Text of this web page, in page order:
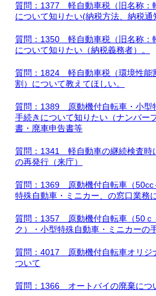
質問：1377 軽自動車税（旧名称：
について知りたい(納税方法、納税通
質問：1350 軽自動車税（旧名称：
について知りたい（納税義務者）。
質問：1824 軽自動車税（環境性能
割）について教えてほしい。
質問：1389 原動機付自転車・小型
手続きについて知りたい（ナンバー
書・廃車申告書等
質問：1341 軽自動車の継続検査時
の再発行（来庁）
質問：1369 原動機付自転車（50cc
特殊自動車・ミニカー、の窓口業務
質問：1357 原動機付自転車（50ｃ
ク）・小型特殊自動車・ミニカーの
質問：4017 原動機付自転車オリジ
ついて
質問：1366 オートバイの廃棄につ